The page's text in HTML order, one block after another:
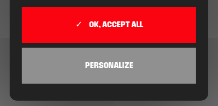
OK, ACCEPT ALL
PERSONALIZE